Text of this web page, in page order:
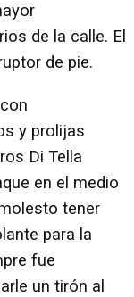
de la calle. El
de pie.
y prolijas
Di Tella
en el medio
tener
para la
fue
un tirón al